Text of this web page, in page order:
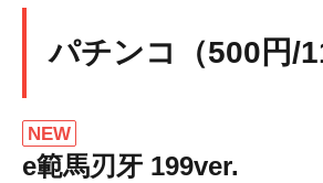
パチンコ（500円/
NEW
e範馬刃牙 199ver.